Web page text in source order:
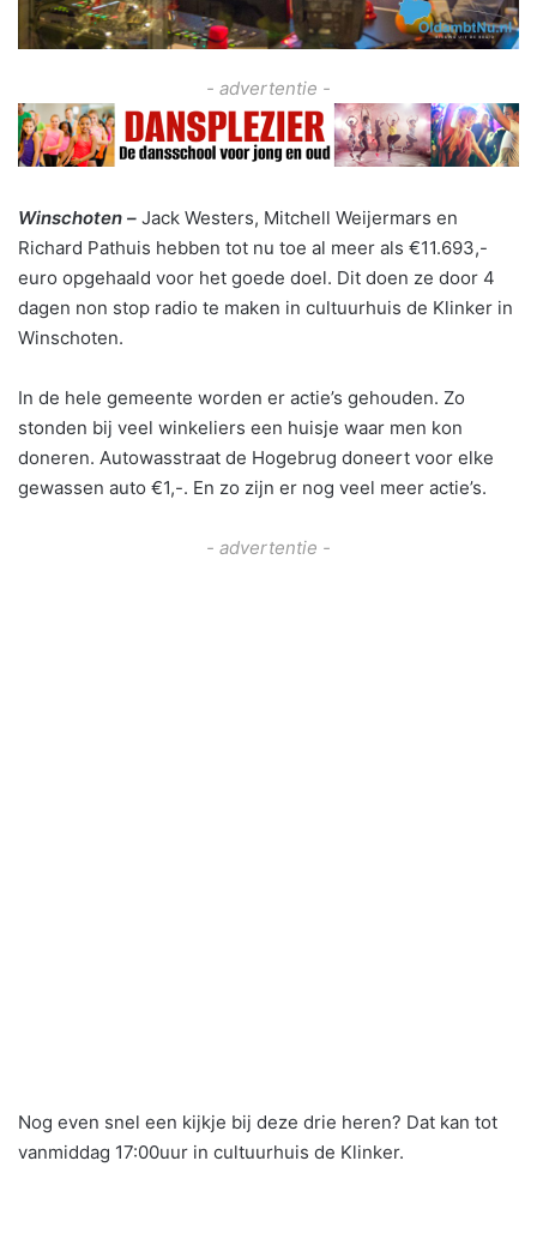
- advertentie -
Winschoten – Jack Westers, Mitchell Weijermars en
Richard Pathuis hebben tot nu toe al meer als €11.693,-
euro opgehaald voor het goede doel. Dit doen ze door 4
dagen non stop radio te maken in cultuurhuis de Klinker in
Winschoten.
In de hele gemeente worden er actie’s gehouden. Zo
stonden bij veel winkeliers een huisje waar men kon
doneren. Autowasstraat de Hogebrug doneert voor elke
gewassen auto €1,-. En zo zijn er nog veel meer actie’s.
- advertentie -
Nog even snel een kijkje bij deze drie heren? Dat kan tot
vanmiddag 17:00uur in cultuurhuis de Klinker.